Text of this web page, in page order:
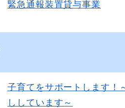
緊急通報装置貸与事業
子育てをサポートします！
ししています～